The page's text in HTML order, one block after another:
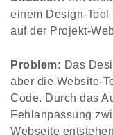
einem Design-
auf der Projekt-
Problem: Das
aber die Website-
Code. Durch das
Fehlanpassung
Webseite